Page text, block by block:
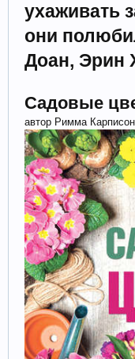
ухаживать
они
Доан, Эрин
Садовые
автор Римма